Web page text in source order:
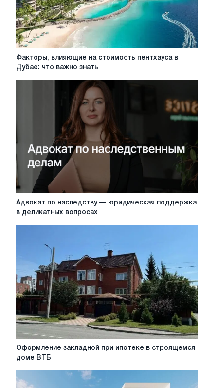
Факторы,
влияющие
знать
Факторы, влияющие на стоимость пентхауса в
Дубае: что важно знать
Адвокат
поддержка
деликатных
вопросах
Адвокат по наследству — юридическая поддержка
в деликатных вопросах
Оформление
закладной
Оформление закладной при ипотеке в строящемся
доме ВТБ